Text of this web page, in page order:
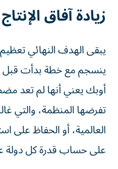
زيادة آفاق
يبقى الهدف النهائي
ينسجم مع خطة بدأت قبل
أوبك يعني أنها لم تعد
تفرضها المنظمة، والتي
العالمية، أو الحفاظ على
على حساب قدرة كل دولة